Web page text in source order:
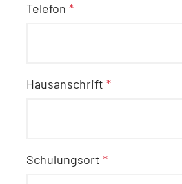
Telefon*
Hausanschrift*
Schulungsort*